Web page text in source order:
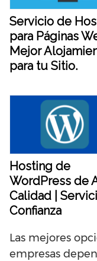
Servicio de
para Páginas
Mejor
para tu Sitio.
Hosting de
WordPress de
Calidad |
Confianza
Las mejores
empresas